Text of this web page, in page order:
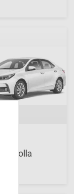
corolla